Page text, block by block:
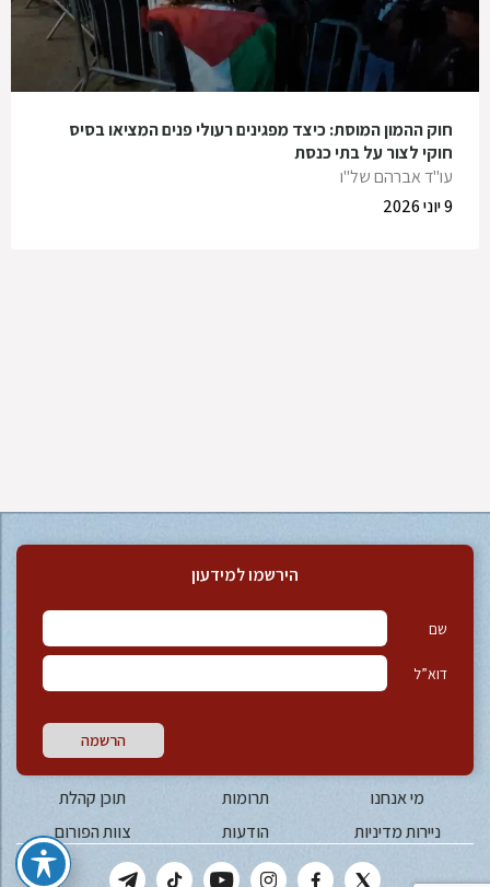
חוק ההמון המוסת: כיצד מפגינים רעולי פנים המציאו בסיס
חוקי לצור על בתי כנסת
עו"ד אברהם של"ו
9 יוני 2026
הירשמו למידעון
שם
דוא”ל
הרשמה
מי אנחנו תרומות
תוכן קהלת
ניירות מדיניות
הודעות צוות הפורום